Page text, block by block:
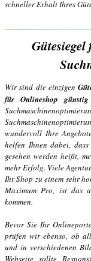
schneller Erhalt Ihres
Wir sind die einzigen
für Onlineshop günstig
wundervoll Ihre
helfen Ihnen dabei, dass
gesehen werden heißt,
mehr Erfolg. Viele
Ihr Shop zu einem sehr
Maximum Pro, ist das
kommen.
Bevor Sie Ihr
prüfen wir ebenso, ob
und in verschiedenen
Webseite sollte